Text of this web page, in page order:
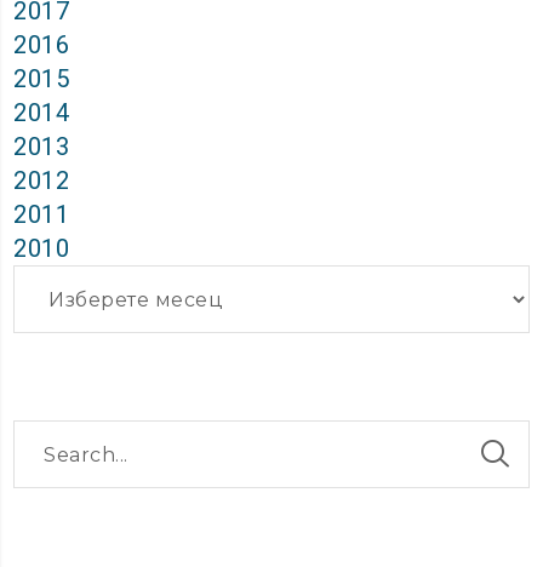
2017
2016
2015
2014
2013
2012
2011
2010